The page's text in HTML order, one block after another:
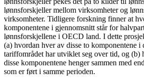
lønnsforskjeller mellom virksomheter og
virksomheter. Tidligere forskning finner at
komponentene i gjennomsnitt står for
lønnsforskjellene i OECD land. I dette
(a) hvordan hver av disse to komponentene i
tariffområdet har utviklet seg over tid, og (b)
disse komponentene henger sammen med
som er ført i samme perioden.